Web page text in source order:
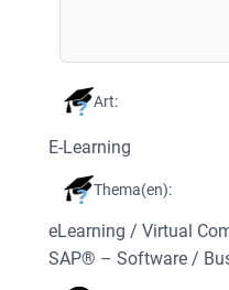
Art:
E-Learning
Thema(en):
eLearning / Virtual
SAP® – Software /